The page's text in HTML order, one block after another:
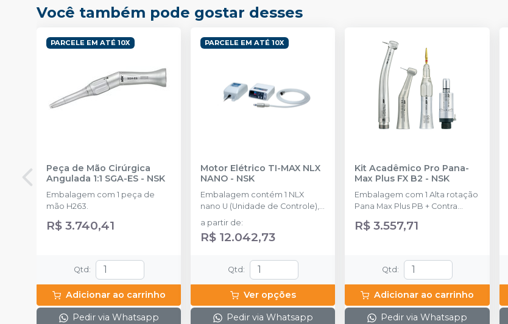
Você também pode gostar desses
PARCELE EM ATÉ 10X
Peça de Mão Cirúrgica
Angulada 1:1 SGA-ES - NSK
Embalagem com 1 peça de
mão H263.
R$ 3.740,41
Qtd :
Adicionar ao carrinho
Pedir via Whatsapp
PARCELE EM ATÉ 10X
Motor Elétrico TI-MAX NLX
NANO - NSK
Embalagem contém 1 NLX
nano U (Unidade de Controle), 1
NLX nano (Micromotor), 1 NLX
CD (Cabo), 1 NLAC (Adaptador
CA) (120V ou 230V)
a partir de:
R$ 12.042,73
Qtd :
Ver opções
Pedir via Whatsapp
Kit Acadêmico Pro Pana-
Max Plus FX B2 - NSK
Embalagem com 1 Alta rotação
Pana Max Plus PB + Contra
FX65 + Micro motor FX205 e
R$ 3.557,71
Qtd :
Adicionar ao carrinho
Pedir via Whatsapp